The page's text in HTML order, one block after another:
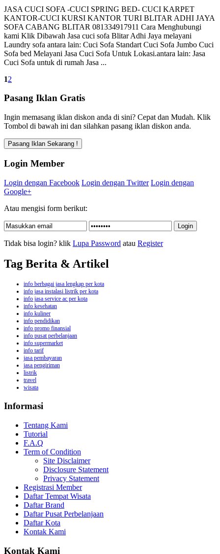
JASA CUCI SOFA -CUCI SPRING BED- CUCI KARPET
KANTOR-CUCI KURSI KANTOR TURI BLITAR ADHI JAYA
SOFA CABANG BLITAR 081334917911 Cara Menghubungi
kami Klik Dibawah Jasa cuci sofa Blitar Adhi Jaya melayani
Laundry sofa antara lain: Cuci Sofa Standart Cuci Sofa Jumbo Cuci
Sofa bed Melayani Jasa Cuci Sofa Untuk Lokasi.antara lain: Jasa
Cuci Sofa untuk di rumah Jasa ...
12
Pasang Iklan Gratis
Ingin memasang iklan diskon anda di sini? Cepat dan Mudah. Klik
Tombol di bawah ini dan silahkan pasang iklan diskon anda.
Login Member
Login dengan Facebook Login dengan Twitter Login dengan
Google+
Atau mengisi form berikut:
Tidak bisa login? klik Lupa Password atau Register
Tag Berita & Artikel
info berbagai jasa lengkap per kota
info jasa instalasi listrik per kota
info jasa service ac per kota
info kesehatan
info kuliner
info pendidikan
info promo finansial
info pusat perbelanjaan
info supermarket
info tarif
jasa pembayaran
jasa pengiriman
listrik
travel
wisata
Informasi
Tentang Kami
Tutorial
F.A.Q
Term of Condition
Site Disclaimer
Disclosure Statement
Privacy Statement
Registrasi Member
Daftar Tempat Wisata
Daftar Brand
Daftar Pusat Perbelanjaan
Daftar Kota
Kontak Kami
Kontak Kami